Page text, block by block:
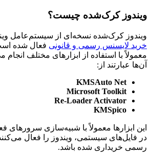
ویندوز کرک‌شده چیست؟
ویندوز کرک‌شده نسخه‌ای از سیستم‌عامل
خرید لایسنس رسمی و قانونی فعال شده
معمولاً با استفاده از ابزارهای مختلف
آن‌ها عبارتند از:
KMSAuto Net
Microsoft Toolkit
Re-Loader Activator
KMSpico
این ابزارها معمولاً با شبیه‌سازی سرورهای
در فایل‌های سیستمی، ویندوز را فعال
رسمی خریداری شده باشد.